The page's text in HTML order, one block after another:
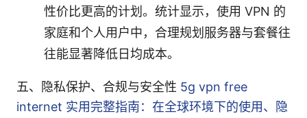
性价比更高的计划。统计显示，使用 VPN 的
家庭和个人用户中，合理规划服务器与套餐往
往能显著降低日均成本。
五、隐私保护、合规与安全性 5g vpn free
internet 实用完整指南：在全球环境下的使用、隐